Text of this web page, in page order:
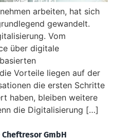
arbeiten, hat sich
gewandelt.
Vom
über digitale
Vorteile liegen auf der
die ersten Schritte
haben, bleiben weitere
die Digitalisierung […]
Cheftresor GmbH